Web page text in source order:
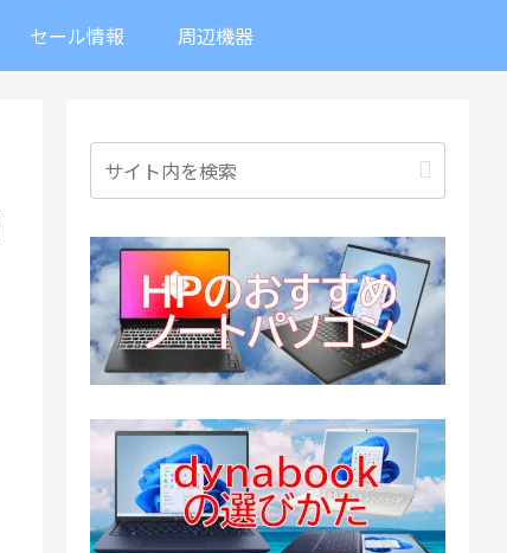
セール情報 周辺機器